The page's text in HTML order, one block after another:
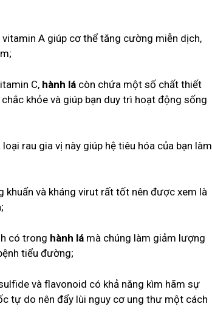
A giúp cơ thể tăng cường miễn dịch,
C, hành lá còn chứa một số chất thiết
khỏe và giúp bạn duy trì hoạt động sống
rau gia vị này giúp hệ tiêu hóa của bạn làm
khuẩn và kháng virut rất tốt nên được xem là
có trong hành lá mà chúng làm giảm lượng
tiểu đường;
và flavonoid có khả năng kìm hãm sự
tự do nên đẩy lùi nguy cơ ung thư một cách